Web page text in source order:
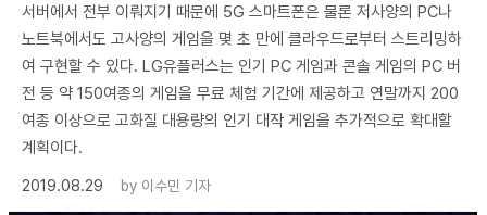
서버에서 전부 이뤄지기 때문에 5G 스마트폰은 물론 저사양의 PC나
노트북에서도 고사양의 게임을 몇 초 만에 클라우드로부터 스트리밍하
여 구현할 수 있다. LG유플러스는 인기 PC 게임과 콘솔 게임의 PC 버
전 등 약 150여종의 게임을 무료 체험 기간에 제공하고 연말까지 200
여종 이상으로 고화질 대용량의 인기 대작 게임을 추가적으로 확대할
계획이다.
2019.08.29
by 이수민 기자